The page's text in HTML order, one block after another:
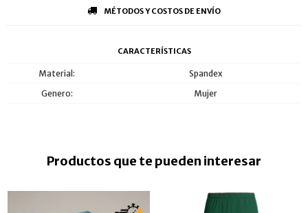
MÉTODOS Y COSTOS DE ENVÍO
CARACTERÍSTICAS
Material
Spandex
Genero
Mujer
Productos que te pueden interesar